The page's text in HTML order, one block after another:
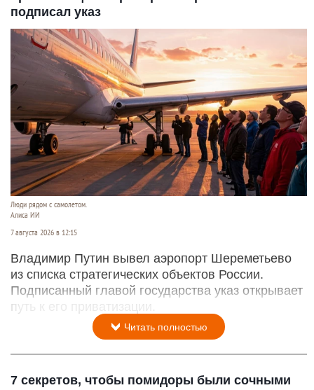
Жительница дома на Попова, 108, рассказала,
что соседи постоянно курят на балконе, а дым от
сигарет попадает в ее квартиру. Она боится, что
брошенный окурок может поджечь сухую траву
под окнами.
Читать полностью
Президент Владимир Путин одобрил
приватизацию аэропорта Шереметьево и
подписал указ